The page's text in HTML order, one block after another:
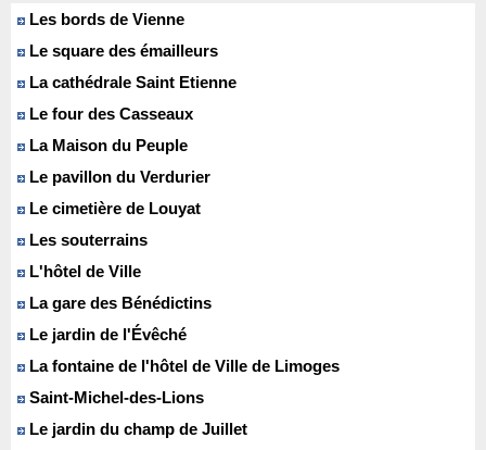
Les bords de Vienne
Le square des émailleurs
La cathédrale Saint Etienne
Le four des Casseaux
La Maison du Peuple
Le pavillon du Verdurier
Le cimetière de Louyat
Les souterrains
L'hôtel de Ville
La gare des Bénédictins
Le jardin de l'Évêché
La fontaine de l'hôtel de Ville de Limoges
Saint-Michel-des-Lions
Le jardin du champ de Juillet